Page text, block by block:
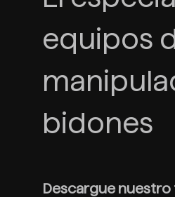
equipos
bidones
Descargue